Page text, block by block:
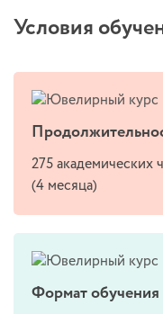
Условия
275 академических
(4 месяца)
Формат обучения